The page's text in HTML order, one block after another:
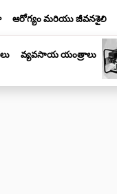
ఆరోగ్యం మరియు జీవనశైలి
వ్యవసాయ యంత్రాలు